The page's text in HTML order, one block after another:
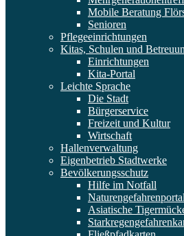
Mobile Beratung
Senioren
Pflegeeinrichtungen
Kitas, Schulen und
Einrichtungen
Kita-Portal
Leichte Sprache
Die Stadt
Bürgerservice
Freizeit und Kultur
Wirtschaft
Hallenverwaltung
Eigenbetrieb Stadtwerke
Bevölkerungsschutz
Hilfe im Notfall
Asiatische